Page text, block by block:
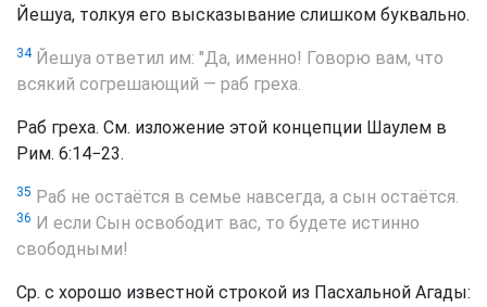
Йешуа, толкуя его высказывание слишком буквально.
34Йешуа ответил им: "Да, именно! Говорю вам, что
всякий согрешающий — раб греха.
Раб греха. См. изложение этой концепции Шаулем в
Рим. 6:14−23.
35 Раб не остаётся в семье навсегда, а сын остаётся.
36 И если Сын освободит вас, то будете истинно
свободными!
Ср. с хорошо известной строкой из Пасхальной Агады: